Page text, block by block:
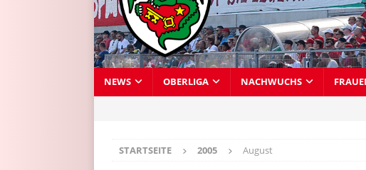
NEWS OBERLIGA NACHWUCHS
STARTSEITE 2005 August